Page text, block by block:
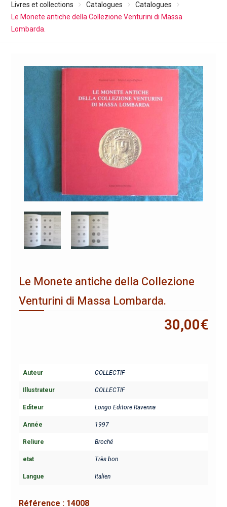
Livres et collections Catalogues
Catalogues
Le Monete antiche della Collezione Venturini di Massa
Lombarda.
Le Monete antiche della Collezione
Venturini di Massa Lombarda.
30,00€
Auteur COLLECTIF
Illustrateur COLLECTIF
Editeur Longo Editore Ravenna
Année 1997
Reliure Broché
etat Très bon
Langue Italien
Référence : 14008